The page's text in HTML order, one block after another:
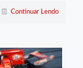
Continuar Lendo